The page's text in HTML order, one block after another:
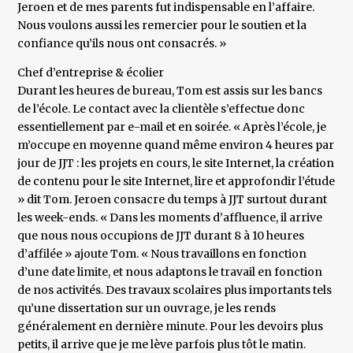
Jeroen et de mes parents fut indispensable en l’affaire.
Nous voulons aussi les remercier pour le soutien et la
confiance qu’ils nous ont consacrés. »
Chef d’entreprise & écolier
Durant les heures de bureau, Tom est assis sur les bancs
de l’école. Le contact avec la clientèle s’effectue donc
essentiellement par e-mail et en soirée. « Après l’école, je
m’occupe en moyenne quand même environ 4 heures par
jour de JJT : les projets en cours, le site Internet, la création
de contenu pour le site Internet, lire et approfondir l’étude
» dit Tom. Jeroen consacre du temps à JJT surtout durant
les week-ends. « Dans les moments d’affluence, il arrive
que nous nous occupions de JJT durant 8 à 10 heures
d’affilée » ajoute Tom. « Nous travaillons en fonction
d’une date limite, et nous adaptons le travail en fonction
de nos activités. Des travaux scolaires plus importants tels
qu’une dissertation sur un ouvrage, je les rends
généralement en dernière minute. Pour les devoirs plus
petits, il arrive que je me lève parfois plus tôt le matin.